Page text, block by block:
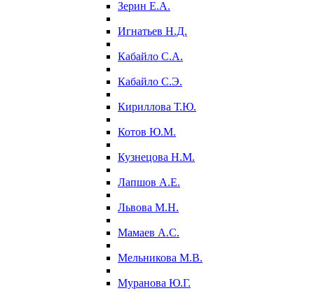
Зерин Е.А.
Игнатьев Н.Д.
Кабайло С.А.
Кабайло С.Э.
Кириллова Т.Ю.
Котов Ю.М.
Кузнецова Н.М.
Лапшов А.Е.
Львова М.Н.
Мамаев А.С.
Мельникова М.В.
Муранова Ю.Г.